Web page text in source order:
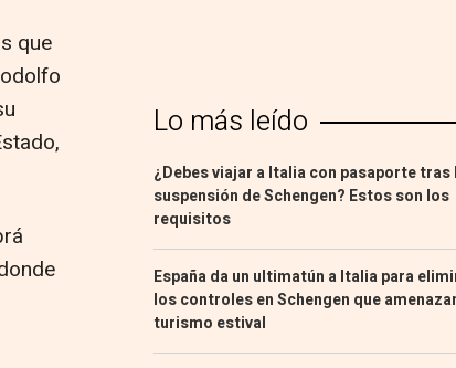
que
Lo más leído
¿Debes viajar a Italia con pasaporte tras
suspensión de Schengen? Estos son los
requisitos
España da un ultimatún a Italia para
los controles en Schengen que
turismo estival